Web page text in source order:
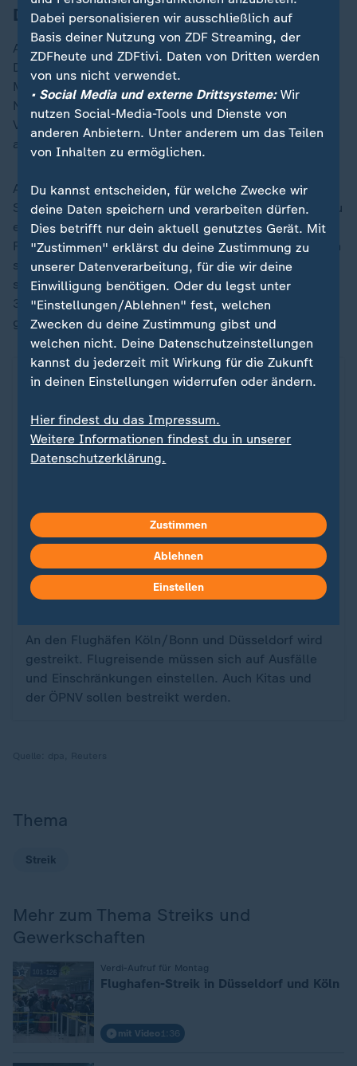
Düsseldorf wird bereits gestreikt
Am Morgen hatte ein eintägiger Warnstreik am
Düsseldorfer Airport begonnen. Seit dem frühen
Morgen müssen Passagiere am größten Flughafen von
Nordrhein-Westfalen mit massiven Flugausfällen und
Verzögerungen rechnen. Zahlreiche Flüge wurden
annulliert.
Am Flughafen Köln/Bonn läuft bereits seit
Sonntagabend ein Warnstreik der Gewerkschaft, der zu
erheblichen Störungen im Flugbetrieb führt. Laut dem
Flughafen fallen 106 geplante Flüge aus, ursprünglich
sollten 168 Passagierflüge stattfinden. In Düsseldorf
sollen laut Flughafen von den ursprünglich geplanten
334 Starts und Landungen mindestens 30 Prozent
gestrichen werden.
Warnstreiks von Verdi
Flüge in Köln und Düsseldorf fallen
aus
An den Flughäfen Köln/Bonn und Düsseldorf wird
gestreikt. Flugreisende müssen sich auf Ausfälle
und Einschränkungen einstellen. Auch Kitas und
der ÖPNV sollen bestreikt werden.
Thema
Streik
Mehr zum Thema Streiks und
Gewerkschaften
Verdi-Aufruf für Montag
Flughafen-Streik in Düsseldorf und Köln
mit Video 1:36
Dabei personalisieren wir ausschließlich auf
Basis deiner Nutzung von ZDF Streaming, der
ZDFheute und ZDFtivi. Daten von Dritten werden
von uns nicht verwendet.
• Social Media und externe Drittsysteme:Wir
nutzen Social-Media-Tools und Dienste von
anderen Anbietern. Unter anderem um das Teilen
von Inhalten zu ermöglichen.
Du kannst entscheiden, für welche Zwecke wir
deine Daten speichern und verarbeiten dürfen.
Dies betrifft nur dein aktuell genutztes Gerät. Mit
"Zustimmen" erklärst du deine Zustimmung zu
unserer Datenverarbeitung, für die wir deine
Einwilligung benötigen. Oder du legst unter
"Einstellungen/Ablehnen" fest, welchen
Zwecken du deine Zustimmung gibst und
welchen nicht. Deine Datenschutzeinstellungen
kannst du jederzeit mit Wirkung für die Zukunft
in deinen Einstellungen widerrufen oder ändern.
Hier findest du das Impressum.
Weitere Informationen findest du in unserer
Datenschutzerklärung.
Zustimmen
Ablehnen
Einstellen